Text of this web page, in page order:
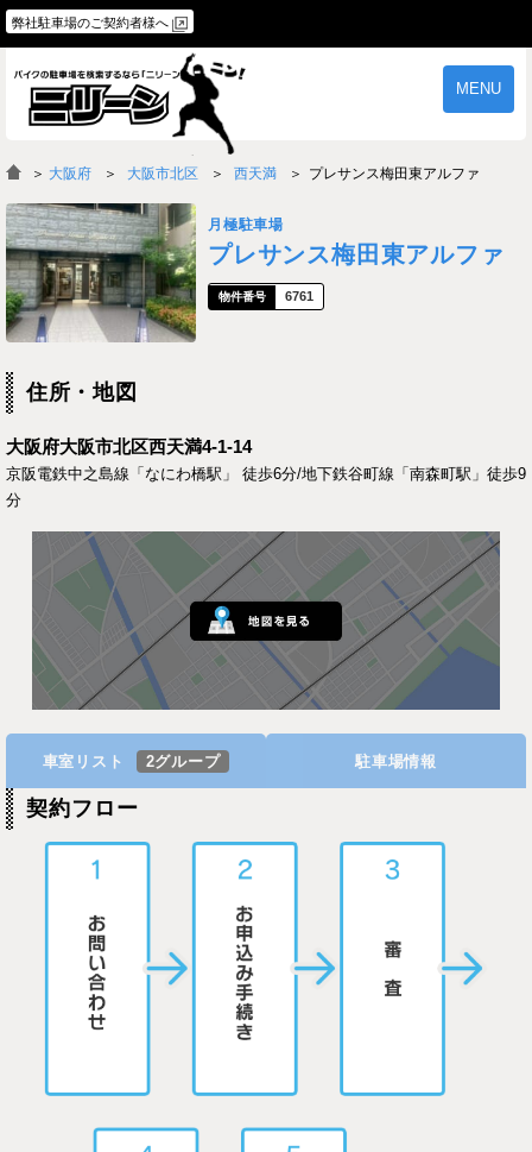
弊社駐車場のご契約者様へ
MENU
物件一覧 ご契約の流れ
よくあるご質問
＞ 大阪府 大阪市北区 西天満 プレサンス梅田東アルファ
月極駐車場
プレサンス梅田東アルファ
6761
住所・地図
大阪府大阪市北区西天満4-1-14
京阪電鉄中之島線「なにわ橋駅」 徒歩6分/地下鉄谷町線「南森町駅」徒歩9
分
車室リスト 2グループ 駐車場情報
契約フロー